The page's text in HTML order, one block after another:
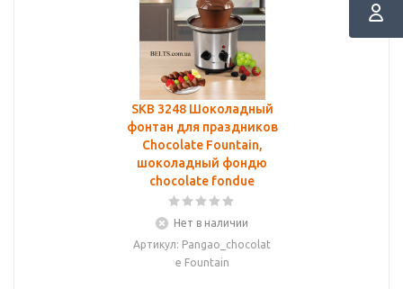
SKB 3248 Шоколадный
фонтан для праздников
Chocolate Fountain,
шоколадный фондю
chocolate fondue
Нет в наличии
Артикул: Pangao_сhocolat
e Fountain